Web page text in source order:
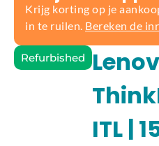
Krijg korting op je
in te ruilen. Bereken de
Refurbished
ITL |